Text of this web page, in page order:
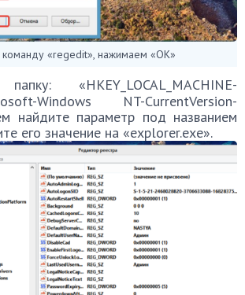
«regedit», нажимаем «ОК»
«HKEY_LOCAL_MACHINE-
Windows NT-CurrentVersion-
найдите параметр под названием
его значение на «explorer.exe».